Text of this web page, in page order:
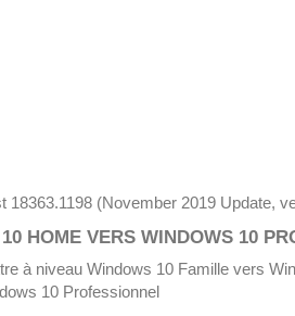
(November 2019 Update,
HOME VERS WINDOWS 10
à niveau Windows 10 Famille vers
10 Professionnel